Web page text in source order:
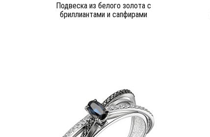
Подвеска из белого золота c
бриллиантами и сапфирами